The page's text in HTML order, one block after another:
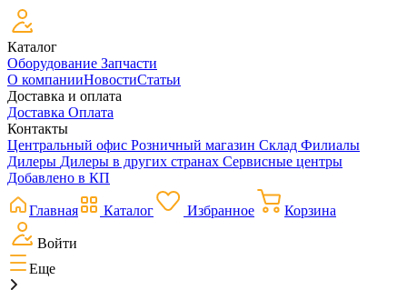
Каталог
Оборудование Запчасти
О компанииНовостиСтатьи
Доставка и оплата
Доставка Оплата
Контакты
Центральный офис Розничный магазин Склад Филиалы
Дилеры Дилеры в других странах Сервисные центры
Добавлено в КП
Главная Каталог Избранное Корзина
Войти
Еще